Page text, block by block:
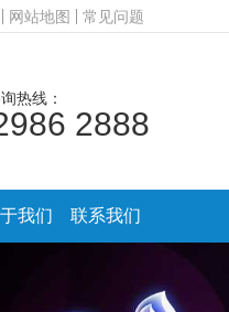
网站地图 常见问题
热线：
2888
我们 联系我们